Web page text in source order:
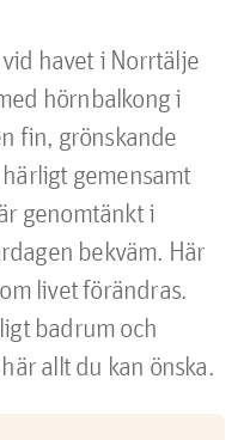
havet i Norrtälje
hörnbalkong i
fin, grönskande
gemensamt
genomtänkt i
bekväm. Här
livet förändras.
badrum och
allt du kan önska.